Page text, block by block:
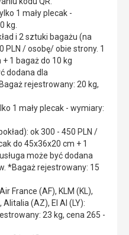
1 mały plecak -
kg.
i 2 sztuki bagażu (na
PLN / osobę/ obie strony. 1
1 bagaż do 10 kg
dodana dla
rejestrowany: 20 kg,
1 mały plecak - wymiary:
ok 300 - 450 PLN /
do 45x36x20 cm + 1
może być dodana
*Bagaż rejestrowany: 15
France (AF), KLM (KL),
(AZ), El Al (LY):
23 kg, cena 265 -